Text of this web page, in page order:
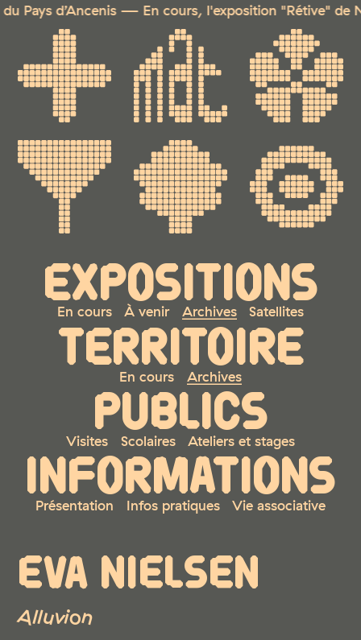
l'exposition "Rétive" de Nathyfa Michel et
EXPOSITIONS
En cours À venir Archives Satellites
TERRITOIRE
En cours Archives
PUBLICS
Visites Scolaires Ateliers et stages
INFORMATIONS
Présentation Infos pratiques Vie associative
EVA NIELSEN
Alluvion